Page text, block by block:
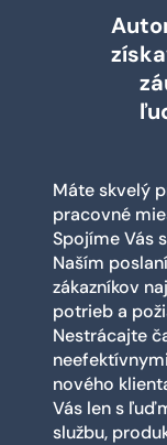
Máte skvelý
pracovné
Spojíme Vás
Naším
zákazníkov
potrieb a
Nestrácajte
nového
Vás len s
službu,